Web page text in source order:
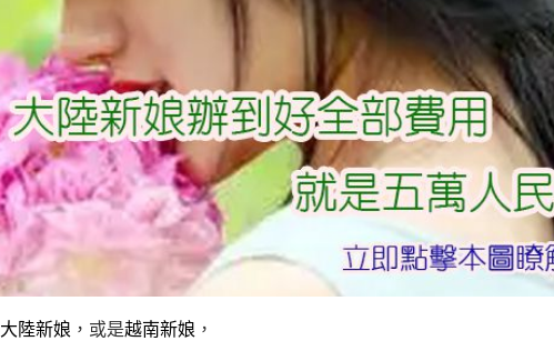
大陸新娘 ，或是越南新娘 ，